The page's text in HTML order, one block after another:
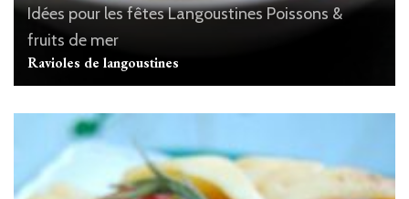
Idées pour les fêtesLangoustines Poissons &
fruits de mer
Ravioles de langoustines